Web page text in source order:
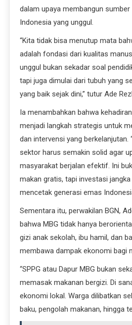
dalam upaya membangun
Indonesia yang unggul.
“Kita tidak bisa menutup mata
adalah fondasi dari kualitas
unggul bukan sekadar soal
tapi juga dimulai dari tubuh yang
yang baik sejak dini,” tutur Ade
Ia menambahkan bahwa
menjadi langkah strategis untuk
dan intervensi yang berkelanjutan.
sektor harus semakin solid agar
masyarakat berjalan efektif. Ini
makan gratis, tapi investasi
mencetak generasi emas
Sementara itu, perwakilan BGN,
bahwa MBG tidak hanya
gizi anak sekolah, ibu hamil, dan
membawa dampak ekonomi bagi
“SPPG atau Dapur MBG bukan
memasak makanan bergizi. Di
ekonomi lokal. Warga dilibatkan
baku, pengolah makanan, hingga